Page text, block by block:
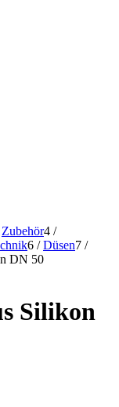
Zubehör4 /
6 / Düsen7 /
DN 50
Silikon